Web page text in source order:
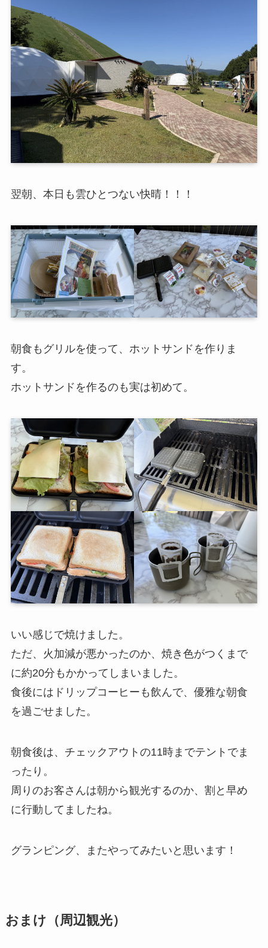
翌朝、本日も雲ひとつない快晴！！！
朝食もグリルを使って、ホットサンドを作りま
す。
ホットサンドを作るのも実は初めて。
いい感じで焼けました。
ただ、火加減が悪かったのか、焼き色がつくまで
に約20分もかかってしまいました。
食後にはドリップコーヒーも飲んで、優雅な朝食
を過ごせました。
朝食後は、チェックアウトの11時までテントでま
ったり。
周りのお客さんは朝から観光するのか、割と早め
に行動してましたね。
グランピング、またやってみたいと思います！
おまけ（周辺観光）